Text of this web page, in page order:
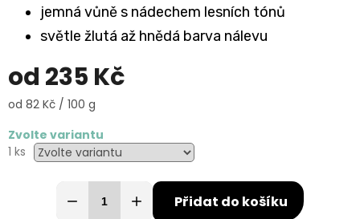
jemná vůně s nádechem lesních tónů
světle žlutá až hnědá barva nálevu
od 235 Kč
Měrná
od 82 Kč / 100 g
Zvolte variantu
1 ks
Přidat do košíku